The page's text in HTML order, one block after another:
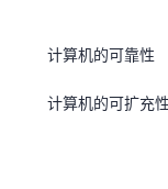
计算机的可靠性
计算机的可扩充性